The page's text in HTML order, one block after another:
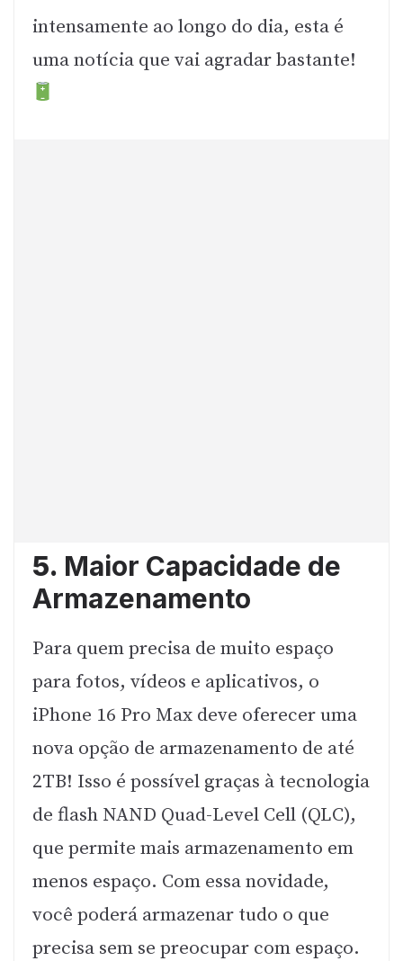
intensamente ao longo do dia, esta é
uma notícia que vai agradar bastante!
5. Maior Capacidade de
Armazenamento
Para quem precisa de muito espaço
para fotos, vídeos e aplicativos, o
iPhone 16 Pro Max deve oferecer uma
nova opção de armazenamento de até
2TB! Isso é possível graças à tecnologia
de flash NAND Quad-Level Cell (QLC),
que permite mais armazenamento em
menos espaço. Com essa novidade,
você poderá armazenar tudo o que
precisa sem se preocupar com espaço.